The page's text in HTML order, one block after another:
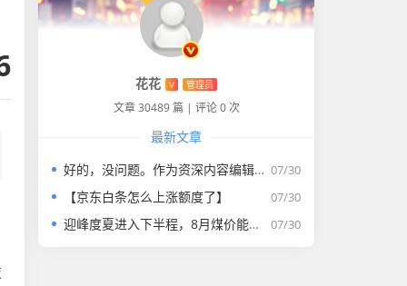
花花 V 管理员
文章 30489 篇 | 评论 0 次
最新文章
07/30
好的，没问题。作为资深内容编辑，我将为您打造一篇符合要求的专业教程文章。
07/30
【京东白条怎么上涨额度了】
07/30
迎峰度夏进入下半程，8月煤价能否走强？